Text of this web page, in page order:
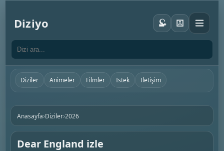
Diziyo
Diziler Animeler Filmler İstek İletişim
Anasayfa›Diziler›2026
Dear England izle